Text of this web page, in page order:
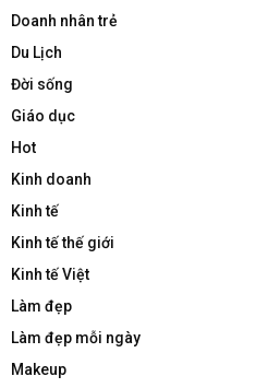
Doanh nhân trẻ
Du Lịch
Đời sống
Giáo dục
Hot
Kinh doanh
Kinh tế
Kinh tế thế giới
Kinh tế Việt
Làm đẹp
Làm đẹp mỗi ngày
Makeup